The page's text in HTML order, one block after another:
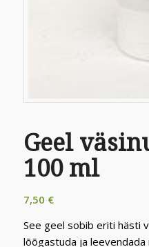
Geel
100 ml
7,50 €
See geel sobib eriti hästi
lõõgastuda ja